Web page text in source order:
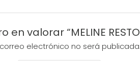
en valorar “MELINE
electrónico no será publicada.